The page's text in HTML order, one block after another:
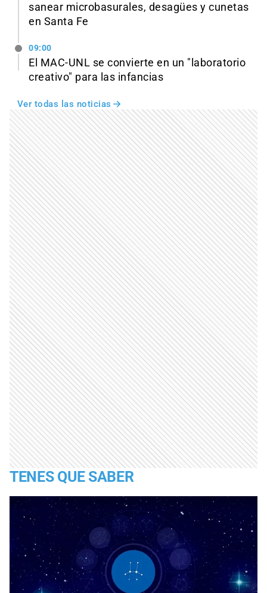
sanear microbasurales, desagües y cunetas
en Santa Fe
09:00
El MAC-UNL se convierte en un "laboratorio
creativo" para las infancias
Ver todas las noticias
TENES QUE SABER